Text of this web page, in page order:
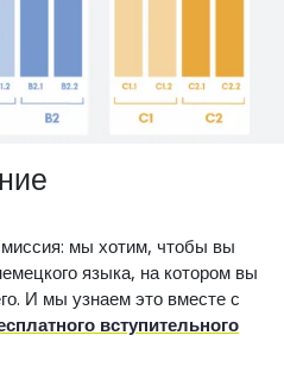
мы хотим, чтобы вы
языка, на котором вы
И мы узнаем это вместе с
вступительного